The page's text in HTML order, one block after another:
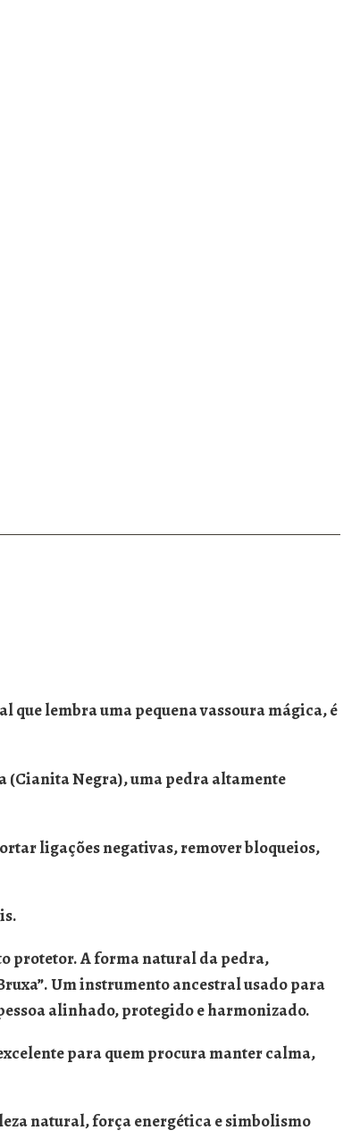
que lembra uma pequena vassoura mágica, é
(Cianita Negra), uma pedra altamente
ligações negativas, remover bloqueios,
protetor. A forma natural da pedra,
Um instrumento ancestral usado para
alinhado, protegido e harmonizado.
para quem procura manter calma,
natural, força energética e simbolismo